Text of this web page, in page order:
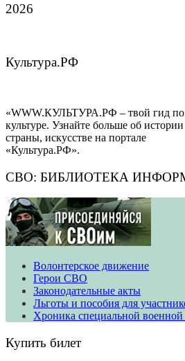
2026
Культура.РФ
«WWW.КУЛЬТУРА.РФ – твой гид по
культуре. Узнайте больше об истории
страны, искусстве на портале
«Культура.РФ».
СВО: БИБЛИОТЕКА
Волонтерское движение
​​​​​​​Герои СВО
Законодательные акты
Льготы и пособия для
Хроника специальной военной
Купить билет